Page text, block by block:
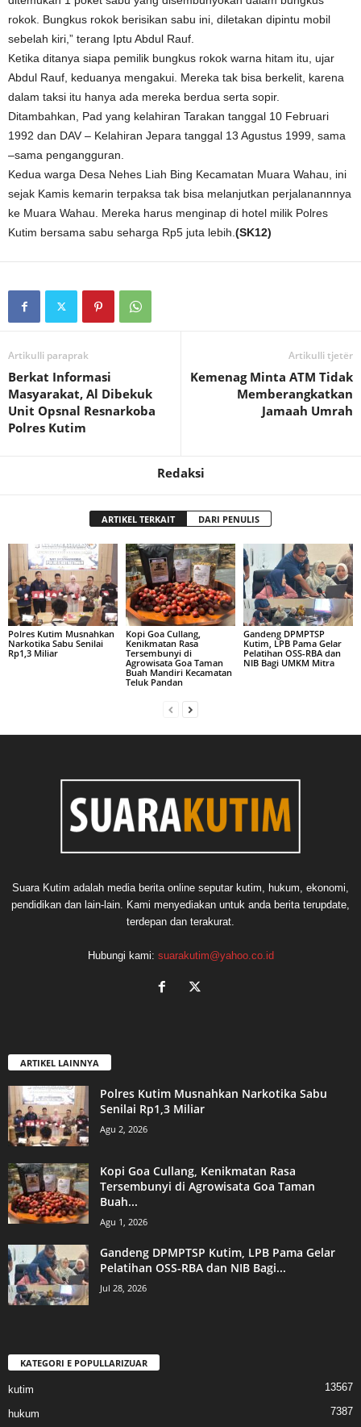
rokok. Bungkus rokok berisikan sabu ini, diletakan dipintu mobil
sebelah kiri,” terang Iptu Abdul Rauf.
Ketika ditanya siapa pemilik bungkus rokok warna hitam itu, ujar
Abdul Rauf, keduanya mengakui. Mereka tak bisa berkelit, karena
dalam taksi itu hanya ada mereka berdua serta sopir.
Ditambahkan, Pad yang kelahiran Tarakan tanggal 10 Februari
1992 dan DAV – Kelahiran Jepara tanggal 13 Agustus 1999, sama
–sama pengangguran.
Kedua warga Desa Nehes Liah Bing Kecamatan Muara Wahau, ini
sejak Kamis kemarin terpaksa tak bisa melanjutkan perjalanannnya
ke Muara Wahau. Mereka harus menginap di hotel milik Polres
Kutim bersama sabu seharga Rp5 juta lebih.(SK12)
Artikulli paraprak
Berkat Informasi
Masyarakat, Al Dibekuk
Unit Opsnal Resnarkoba
Polres Kutim
Artikulli tjetër
Kemenag Minta ATM Tidak
Memberangkatkan
Jamaah Umrah
Redaksi
ARTIKEL TERKAIT DARI PENULIS
Polres Kutim Musnahkan
Narkotika Sabu Senilai
Rp1,3 Miliar
Kopi Goa Cullang,
Kenikmatan Rasa
Tersembunyi di
Agrowisata Goa Taman
Buah Mandiri Kecamatan
Teluk Pandan
Gandeng DPMPTSP
Kutim, LPB Pama Gelar
Pelatihan OSS-RBA dan
NIB Bagi UMKM Mitra
Suara Kutim adalah media berita online seputar kutim, hukum, ekonomi,
pendidikan dan lain-lain. Kami menyediakan untuk anda berita terupdate,
terdepan dan terakurat.
Hubungi kami: suarakutim@yahoo.co.id
ARTIKEL LAINNYA
Polres Kutim Musnahkan Narkotika Sabu
Senilai Rp1,3 Miliar
Agu 2, 2026
Kopi Goa Cullang, Kenikmatan Rasa
Tersembunyi di Agrowisata Goa Taman
Buah...
Agu 1, 2026
Gandeng DPMPTSP Kutim, LPB Pama Gelar
Pelatihan OSS-RBA dan NIB Bagi...
Jul 28, 2026
KATEGORI E POPULLARIZUAR
kutim 13567
hukum 7387